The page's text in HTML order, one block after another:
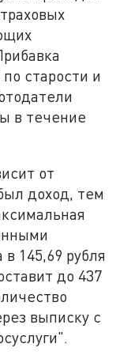
старости и
в течение
от
доход, тем
145,69 рубля
до 437
выписку с